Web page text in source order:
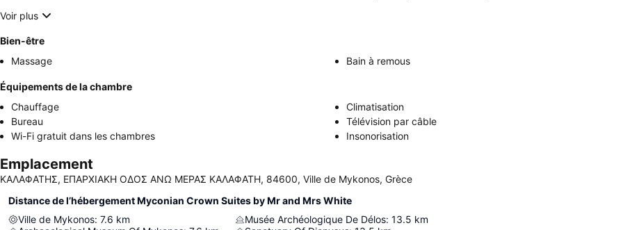
Voir plus
Bien-être
Massage
Bain à remous
Équipements de la chambre
Chauffage
Climatisation
Bureau
Télévision par câble
Wi-Fi gratuit dans les chambres
Insonorisation
Emplacement
ΚΑΛΑΦΑΤΗΣ, ΕΠΑΡΧΙΑΚΗ ΟΔΟΣ ΑΝΩ ΜΕΡΑΣ ΚΑΛΑΦΑΤΗ, 84600, Ville de Mykonos, Grèce
Distance de l’hébergement Myconian Crown Suites by Mr and Mrs White
Ville de Mykonos: 7.6 km
Musée Archéologique De Délos: 13.5 km